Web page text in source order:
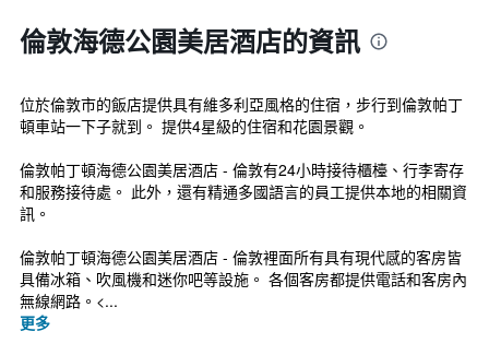
倫敦海德公園美居酒店的資訊
位於倫敦市的飯店提供具有維多利亞風格的住宿，步行到倫敦帕丁
頓車站一下子就到。 提供4星級的住宿和花園景觀。
倫敦帕丁頓海德公園美居酒店 - 倫敦有24小時接待櫃檯、行李寄存
和服務接待處。 此外，還有精通多國語言的員工提供本地的相關資
訊。
倫敦帕丁頓海德公園美居酒店 - 倫敦裡面所有具有現代感的客房皆
具備冰箱、吹風機和迷你吧等設施。 各個客房都提供電話和客房內
無線網路。<...
更多